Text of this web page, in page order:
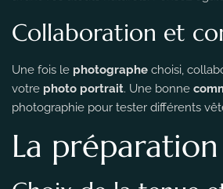
Collaboration et
Une fois le photographe choisi,
votre photo portrait. Une bonne
photographie pour tester différents
La